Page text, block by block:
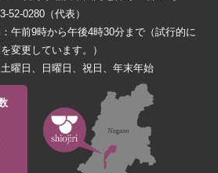
52-0280（代表）
午前9時から午後4時30分まで（試行的に
変更しています。）
曜日、日曜日、祝日、年末年始